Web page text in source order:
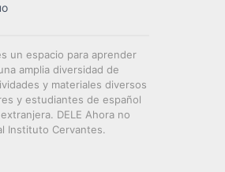
un espacio para aprender
amplia diversidad de
y materiales diversos
y estudiantes de español
DELE Ahora no
Instituto Cervantes.